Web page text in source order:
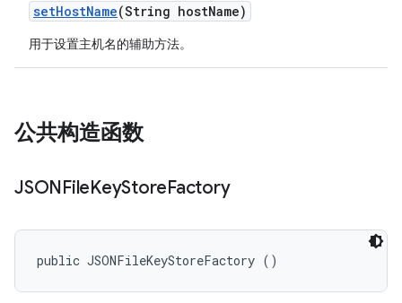
setHostName(String hostName)
用于设置主机名的辅助方法。
公共构造函数
JSONFileKeyStoreFactory
public JSONFileKeyStoreFactory ()